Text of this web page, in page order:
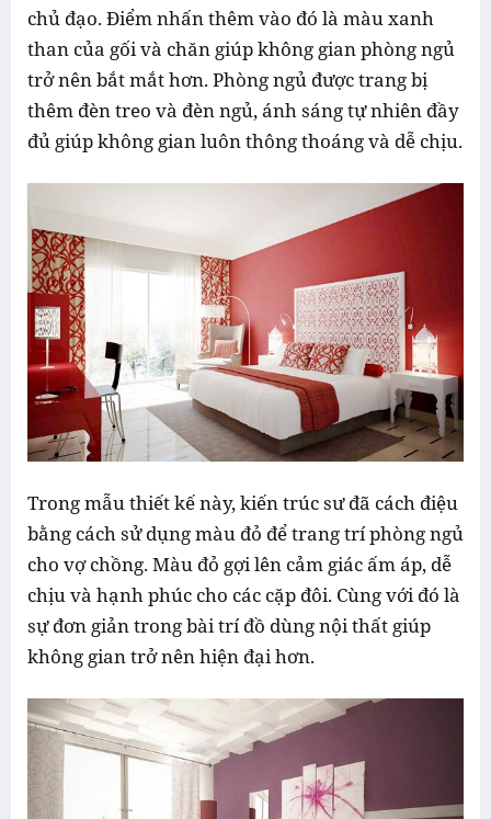
chủ đạo. Điểm nhấn thêm vào đó là màu xanh
than của gối và chăn giúp không gian phòng ngủ
trở nên bắt mắt hơn. Phòng ngủ được trang bị
thêm đèn treo và đèn ngủ, ánh sáng tự nhiên đầy
đủ giúp không gian luôn thông thoáng và dễ chịu.
Trong mẫu thiết kế này, kiến trúc sư đã cách điệu
bằng cách sử dụng màu đỏ để trang trí phòng ngủ
cho vợ chồng. Màu đỏ gợi lên cảm giác ấm áp, dễ
chịu và hạnh phúc cho các cặp đôi. Cùng với đó là
sự đơn giản trong bài trí đồ dùng nội thất giúp
không gian trở nên hiện đại hơn.